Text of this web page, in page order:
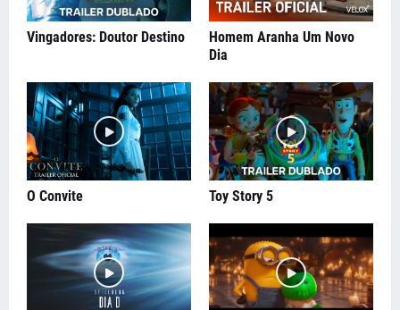
Vingadores: Doutor Destino
Homem Aranha Um Novo
Dia
O Convite Toy Story 5